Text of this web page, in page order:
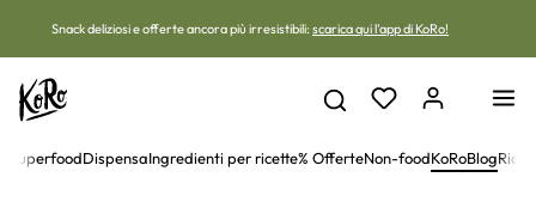
Snack deliziosi e offerte ancora più irresistibili: scarica qui l'app di KoRo!
superfoodDispensaIngredienti per ricette% OfferteNon-foodKoRoBlog